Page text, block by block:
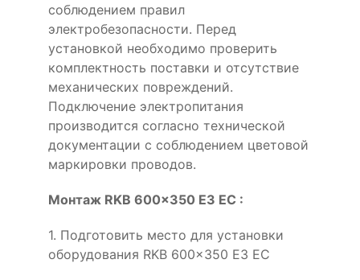
соблюдением правил
электробезопасности. Перед
установкой необходимо проверить
комплектность поставки и отсутствие
механических повреждений.
Подключение электропитания
производится согласно технической
документации с соблюдением цветовой
маркировки проводов.
Монтаж RKB 600x350 E3 EC :
1. Подготовить место для установки
оборудования RKB 600x350 E3 EC